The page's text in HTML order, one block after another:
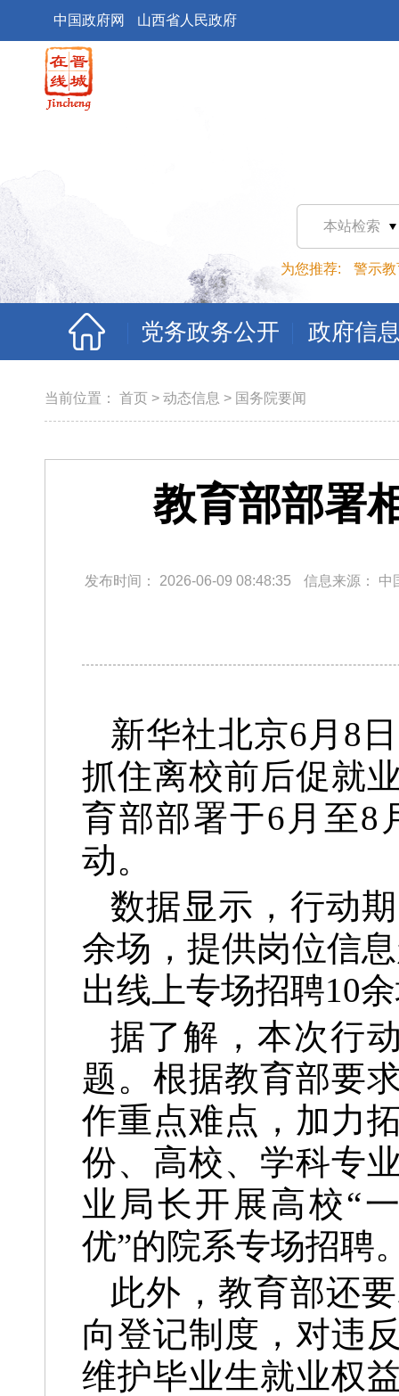
中国政府网 山西省人民政府
本站检索
为您推荐: 警示教
党务政务公开 政府信
当前位置： 首页 > 动态信息 > 国务院要闻
教育部部署
发布时间： 2026-06-09 08:48:35 信息来源： 中
新华社北京6月8
抓住离校前后促就
育部部署于6月至8
动。
数据显示，行动
余场，提供岗位信
出线上专场招聘10
据了解，本次行
题。根据教育部要
作重点难点，加力
份、高校、学科专
业局长开展高校“
优”的院系专场招聘
此外，教育部还
向登记制度，对违
维护毕业生就业权